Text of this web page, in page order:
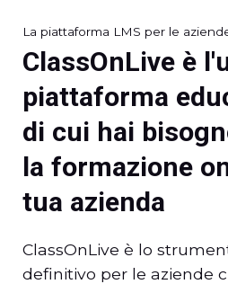
La piattaforma LMS per le
ClassOnLive è
piattaforma
di cui hai
la formazione
tua azienda
ClassOnLive è lo
definitivo per le aziende